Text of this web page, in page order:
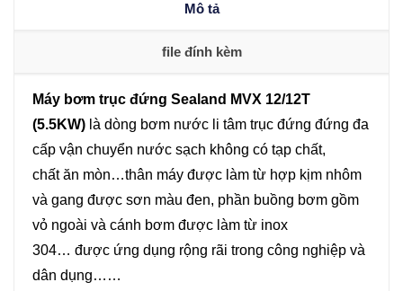
Mô tả
file đính kèm
Máy bơm trục đứng Sealand MVX 12/12T
(5.5KW) là dòng bơm nước li tâm trục đứng đứng đa
cấp vận chuyển nước sạch không có tạp chất,
chất ăn mòn…thân máy được làm từ hợp kịm nhôm
và gang được sơn màu đen, phần buồng bơm gồm
vỏ ngoài và cánh bơm được làm từ inox
304… được ứng dụng rộng rãi trong công nghiệp và
dân dụng……